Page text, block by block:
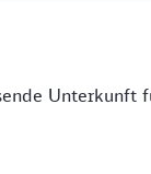
Unterkunft